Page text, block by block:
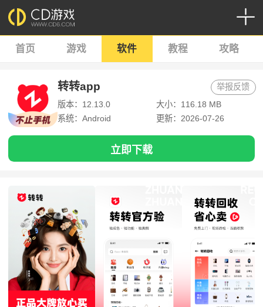
首页 游戏 软件 教程 攻略
转转app
版本：12.13.0
大小：116.18 MB
系统：Android
更新：2026-07-26
举报反馈
立即下载